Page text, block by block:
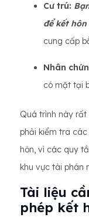
Cư trú:
để kết
cung cấp
Nhân
có mặt tại
Quá trình này
phải kiểm tra
hôn, vì các quy
khu vực tài phán
Tài liệu
phép kết